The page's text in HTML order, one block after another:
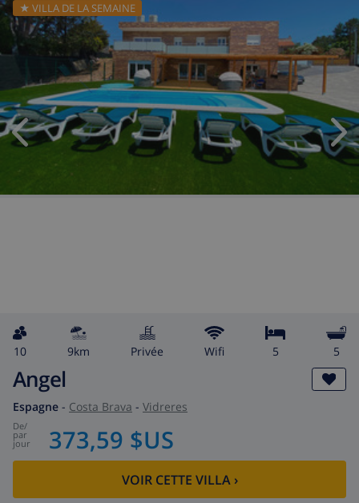
★ VILLA DE LA SEMAINE
10 9km privée wifi 5 5
Angel
Espagne - Costa Brava - Vidreres
de/
par
jour 373,59 $US
VOIR CETTE VILLA›